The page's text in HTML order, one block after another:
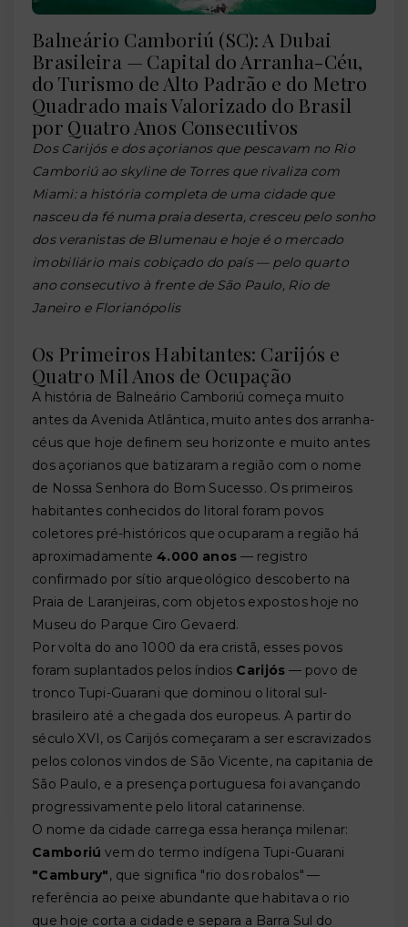
Balneário Camboriú (SC): A Dubai
Brasileira — Capital do Arranha-Céu,
do Turismo de Alto Padrão e do Metro
Quadrado mais Valorizado do Brasil
por Quatro Anos Consecutivos
Dos Carijós e dos açorianos que pescavam no Rio
Camboriú ao skyline de Torres que rivaliza com
Miami: a história completa de uma cidade que
nasceu da fé numa praia deserta, cresceu pelo sonho
dos veranistas de Blumenau e hoje é o mercado
imobiliário mais cobiçado do país — pelo quarto
ano consecutivo à frente de São Paulo, Rio de
Janeiro e Florianópolis
Os Primeiros Habitantes: Carijós e
Quatro Mil Anos de Ocupação
A história de Balneário Camboriú começa muito
antes da Avenida Atlântica, muito antes dos arranha-
céus que hoje definem seu horizonte e muito antes
dos açorianos que batizaram a região com o nome
de Nossa Senhora do Bom Sucesso. Os primeiros
habitantes conhecidos do litoral foram povos
coletores pré-históricos que ocuparam a região há
aproximadamente4.000 anos — registro
confirmado por sítio arqueológico descoberto na
Praia de Laranjeiras, com objetos expostos hoje no
Museu do Parque Ciro Gevaerd.
Por volta do ano 1000 da era cristã, esses povos
foram suplantados pelos índios Carijós — povo de
tronco Tupi-Guarani que dominou o litoral sul-
brasileiro até a chegada dos europeus. A partir do
século XVI, os Carijós começaram a ser escravizados
pelos colonos vindos de São Vicente, na capitania de
São Paulo, e a presença portuguesa foi avançando
progressivamente pelo litoral catarinense.
O nome da cidade carrega essa herança milenar:
Camboriú vem do termo indígena Tupi-Guarani
"Cambury", que significa "rio dos robalos" —
referência ao peixe abundante que habitava o rio
que hoje corta a cidade e separa a Barra Sul do